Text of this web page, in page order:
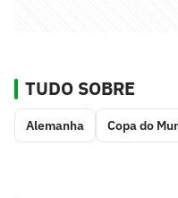
TUDO SOBRE
Alemanha Copa do